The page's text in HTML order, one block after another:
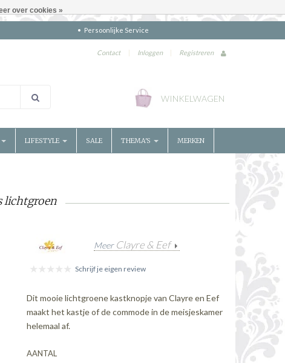
Persoonlijke Service
Contact | Inloggen | Registreren
WINKELWAGEN
LIFESTYLE SALE THEMA'S MERKEN
lichtgroen
Meer Clayre & Eef
Schrijf je eigen review
Dit mooie lichtgroene kastknopje van Clayre en Eef
maakt het kastje of de commode in de meisjeskamer
helemaal af.
AANTAL
over cookies »